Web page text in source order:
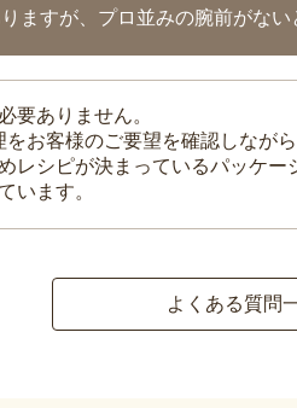
ますが、プロ並みの腕前がない
要ありません。
お客様のご要望を確認しなが
レシピが決まっているパッケ
います。
よくある質問